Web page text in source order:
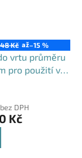
Kč až–15 %
vrtu průměru
pro použití v
i na zahradě,
DPH
Kč